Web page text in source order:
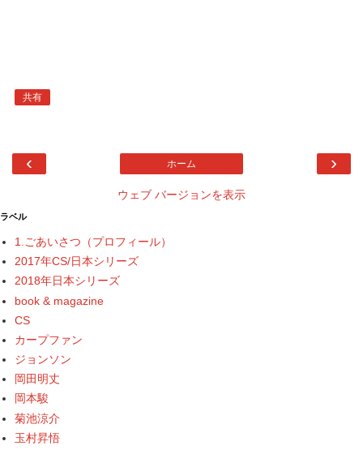
共有
‹ ›
ホーム
ウェブ バージョンを表示
ラベル
1.ごあいさつ（プロフィール）
2017年CS/日本シリーズ
2018年日本シリーズ
book & magazine
CS
カープファン
ジョンソン
岡田明丈
岡本駿
菊池涼介
玉村昇悟